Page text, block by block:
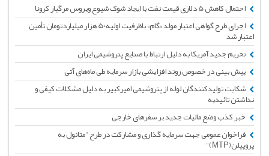
احتمال کاهش 5 دلاری قیمت نفت با ایجاد شوک شیوع ویروس مرگبار کرونا
اجرای طرح گواهی اعتبار مولد «گام» باظرفیت اولیه50 هزار میلیاردتومان تأمین
اعتبار شد
تحریم جدید آمریکا به دلیل ارتباط با صنایع پتروشیمی ایران
پیش بینی در خصوص روند افزایشی بازار سرمایه طی ماه‌های آتی
شکایت تولیدکنندگان لوله از پتروشیمی امیرکبیر به دلیل مشکلات کیفی و
نداشتن تائیدیه
خبر کذب وضع مالیات جدید بر سفرهای خارجی
فراخوان عمومی جهت سرمایه گذاری و مشارکت در طرح "متانول به
پروپیلن(MTP)"